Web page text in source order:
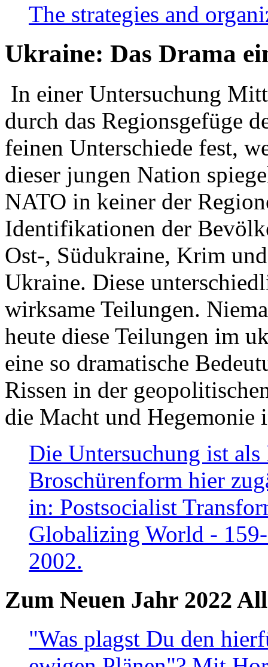
The strategies and
Ukraine: Das Drama
In einer Untersuchung
durch das Regionsgefüge
feinen Unterschiede fest,
dieser jungen Nation
NATO in keiner der
Identifikationen der
Ost-, Südukraine, Krim
Ukraine. Diese
wirksame Teilungen.
heute diese Teilungen im
eine so dramatische
Rissen in der
die Macht und Hegemonie
Die Untersuchung ist
Broschürenform hier
in: Postsocialist
Globalizing World -
2002.
Zum Neuen Jahr 2022
"Was plagst Du den